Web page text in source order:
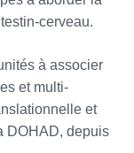
cerveau.
à associer
et multi-
et
DOHAD, depuis